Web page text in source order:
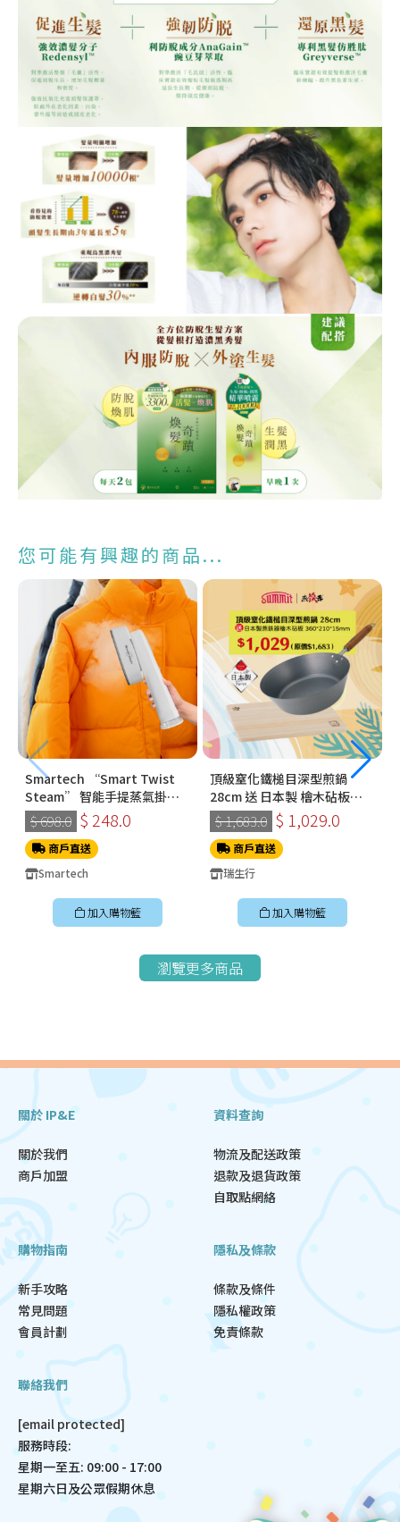
您可能有興趣的商品...
Smartech “Smart Twist
Steam” 智能手提蒸氣掛燙
機 (SS-8108)
$ 698.0 $ 248.0
商戶直送
Smartech
加入購物籃
頂級窒化鐵槌目深型煎鍋
28cm 送 日本製 檜木砧板
360*210*15mm
$ 1,683.0 $ 1,029.0
商戶直送
瑞生行
加入購物籃
瀏覽更多商品
關於 IP&E
關於我們
商戶加盟
資料查詢
物流及配送政策
退款及退貨政策
自取點網絡
購物指南
新手攻略
常見問題
會員計劃
隱私及條款
條款及條件
隱私權政策
免責條款
聯絡我們
[email protected]
服務時段:
星期一至五: 09:00 - 17:00
星期六日及公眾假期休息